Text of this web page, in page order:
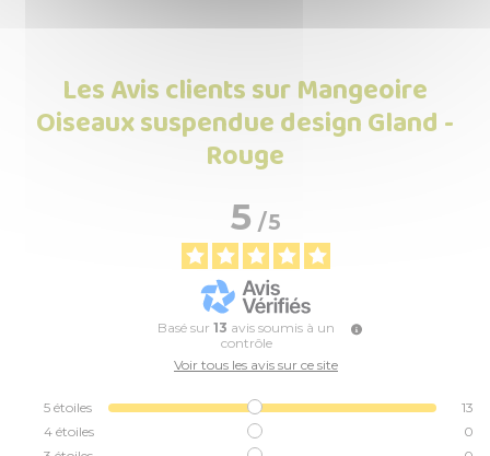
Les Avis clients sur Mangeoire
Oiseaux suspendue design Gland -
Rouge
5/5
Basé sur 13 avis soumis à un
contrôle
Voir tous les avis sur ce site
5 étoiles
13
4 étoiles
0